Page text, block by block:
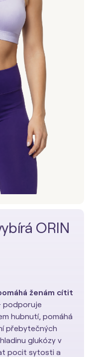
ORIN
ženám cítit
podporuje
hubnutí, pomáhá
přebytečných
glukózy v
pocit sytosti a